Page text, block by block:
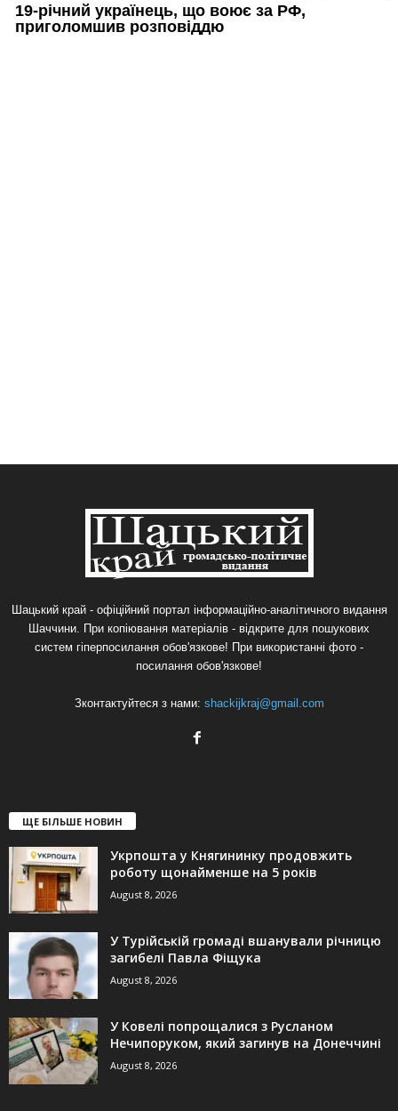
Шацький край - офіційний портал інформаційно-аналітичного видання
Шаччини. При копіювання матеріалів - відкрите для пошукових
систем гіперпосилання обов'язкове! При використанні фото -
посилання обов'язкове!
Зконтактуйтеся з нами: shackijkraj@gmail.com
ЩЕ БІЛЬШЕ НОВИН
Укрпошта у Княгининку продовжить
роботу щонайменше на 5 років
August 8, 2026
У Турійській громаді вшанували річницю
загибелі Павла Фіщука
August 8, 2026
У Ковелі попрощалися з Русланом
Нечипоруком, який загинув на Донеччині
August 8, 2026